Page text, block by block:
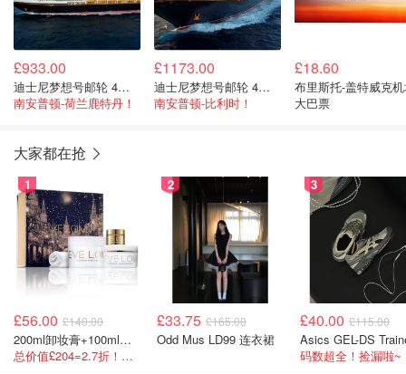
£933.00
迪士尼梦想号邮轮 4天3夜
南安普顿-荷兰鹿特丹！
£1173.00
迪士尼梦想号邮轮 4天3夜
南安普顿-比利时！
£18.60
布里斯托-盖特威克
大巴票
大家都在抢
1
£56.00 £140.00
200ml卸妆膏+100ml急救面膜+面霜+洁颜布
总价值£204=2.7折！闭眼冲这套！
2
£33.75 £165.00
Odd Mus LD99 连衣裙
3
£40.00 £115.00
码数超全！捡漏啦~